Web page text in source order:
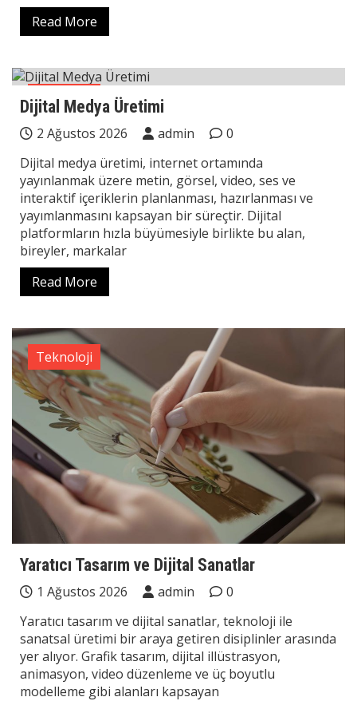
Read More
Teknoloji
Dijital Medya Üretimi
2 Ağustos 2026 admin
0
Dijital medya üretimi, internet ortamında
yayınlanmak üzere metin, görsel, video, ses ve
interaktif içeriklerin planlanması, hazırlanması ve
yayımlanmasını kapsayan bir süreçtir. Dijital
platformların hızla büyümesiyle birlikte bu alan,
bireyler, markalar
Read More
Teknoloji
Yaratıcı Tasarım ve Dijital Sanatlar
1 Ağustos 2026 admin
0
Yaratıcı tasarım ve dijital sanatlar, teknoloji ile
sanatsal üretimi bir araya getiren disiplinler arasında
yer alıyor. Grafik tasarım, dijital illüstrasyon,
animasyon, video düzenleme ve üç boyutlu
modelleme gibi alanları kapsayan